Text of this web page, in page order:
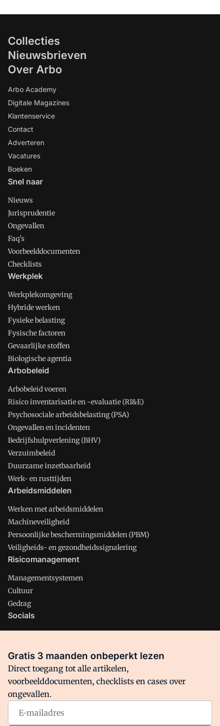
Collecties
Nieuwsbrieven
Over Arbo
Arbo Academy
Digitale Magazines
Klantenservice
Contact
Adverteren
Vacatures
Boeken
Snel naar
Nieuws
Jurisprudentie
Ongevallen
Faq's
Voorbeelddocumenten
Checklists
Werkplek
Werkplekomgeving
Hybride werken
Fysieke belasting
Fysische factoren
Gevaarlijke stoffen
Biologische agentia
Arbobeleid
Arbobeleid voeren
Risico inventarisatie en -evaluatie (RI&E)
Psychosociale arbeidsbelasting (PSA)
Ongevallen en incidenten
Bedrijfshulpverlening (BHV)
Verzuimbeleid
Duurzame inzetbaarheid
Werk- en rusttijden
Arbeidsmiddelen
Werken met arbeidsmiddelen
Machineveiligheid
Persoonlijke beschermingsmiddelen (PBM)
Veiligheids- en gezondheidssignalering
Risicomanagement
Managementsystemen
Cultuur
Gedrag
Socials
Facebook
Arbo is onderdeel van VMN media. Lees inons manifestwaar
VMN media voor staat. Op gebruik van deze site zijn de
Gratis 3 maanden onbeperkt lezen
Direct toegang tot alle artikelen,
voorbeelddocumenten, checklists en cases over
ongevallen.